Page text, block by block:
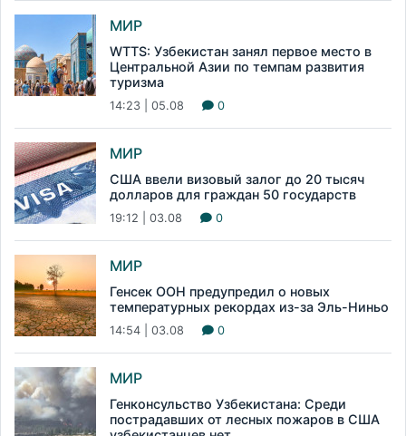
МИР
WTTS: Узбекистан занял первое место в
Центральной Азии по темпам развития
туризма
14:23 | 05.08 0
МИР
США ввели визовый залог до 20 тысяч
долларов для граждан 50 государств
19:12 | 03.08 0
МИР
Генсек ООН предупредил о новых
температурных рекордах из-за Эль-Ниньо
14:54 | 03.08 0
МИР
Генконсульство Узбекистана: Среди
пострадавших от лесных пожаров в США